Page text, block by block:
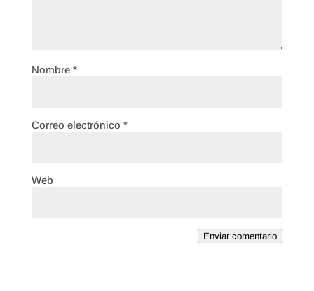
Nombre *
Correo electrónico *
Web
Enviar comentario